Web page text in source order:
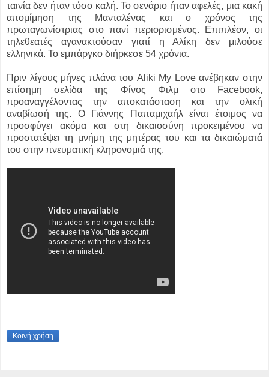
ταινία δεν ήταν τόσο καλή. Το σενάριο ήταν αφελές, μια κακή
απομίμηση της Μανταλένας και ο χρόνος της
πρωταγωνίστριας στο πανί περιορισμένος. Επιπλέον, οι
τηλεθεατές αγανακτούσαν γιατί η Αλίκη δεν μιλούσε
ελληνικά. Το εμπάργκο διήρκεσε 54 χρόνια.
Πριν λίγους μήνες πλάνα του Aliki My Love ανέβηκαν στην
επίσημη σελίδα της Φίνος Φιλμ στο Facebook,
προαναγγέλοντας την αποκατάσταση και την ολική
αναβίωσή της. Ο Γιάννης Παπαμιχαήλ είναι έτοιμος να
προσφύγει ακόμα και στη δικαιοσύνη προκειμένου να
προστατέψει τη μνήμη της μητέρας του και τα δικαιώματά
του στην πνευματική κληρονομιά της.
Κοινή χρήση